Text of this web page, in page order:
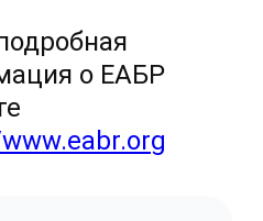
о ЕАБР